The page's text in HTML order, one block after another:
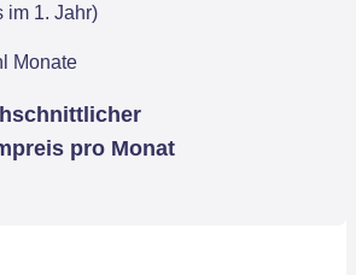
im 1. Jahr)
Monate
pro Monat